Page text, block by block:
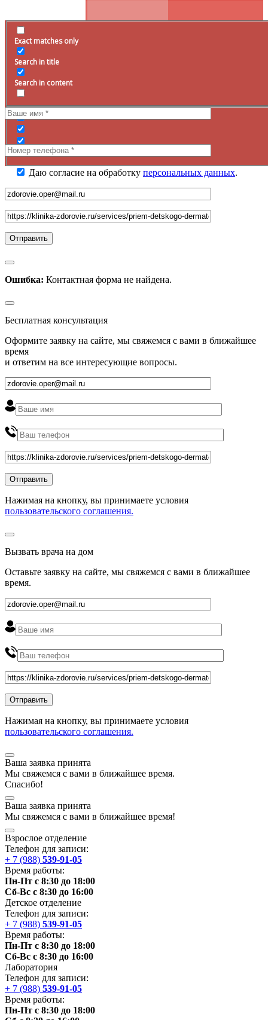
Exact matches only
Search in title
Search in content
Запись на прием
Оставьте заявку на сайте, наш специалист свяжется с вами в
ближайшее
Даю согласие на обработку персональных данных.
Ошибка: Контактная форма не найдена.
Бесплатная консультация
Оформите заявку на сайте, мы свяжемся с вами в ближайшее
время
и ответим на все интересующие вопросы.
Нажимая на кнопку, вы принимаете условия
пользовательского соглашения.
Вызвать врача на дом
Оставьте заявку на сайте, мы свяжемся с вами в ближайшее
время.
Нажимая на кнопку, вы принимаете условия
пользовательского соглашения.
Ваша заявка принята
Мы свяжемся с вами в ближайшее время.
Спасибо!
Ваша заявка принята
Мы свяжемся с вами в ближайшее время!
Взрослое отделение
Телефон для записи:
+ 7 (988) 539-91-05
Время работы:
Пн-Пт с 8:30 до 18:00
Сб-Вс с 8:30 до 16:00
Детское отделение
Телефон для записи:
+ 7 (988) 539-91-05
Время работы:
Пн-Пт с 8:30 до 18:00
Сб-Вс с 8:30 до 16:00
Лаборатория
Телефон для записи:
+ 7 (988) 539-91-05
Время работы:
Пн-Пт с 8:30 до 18:00